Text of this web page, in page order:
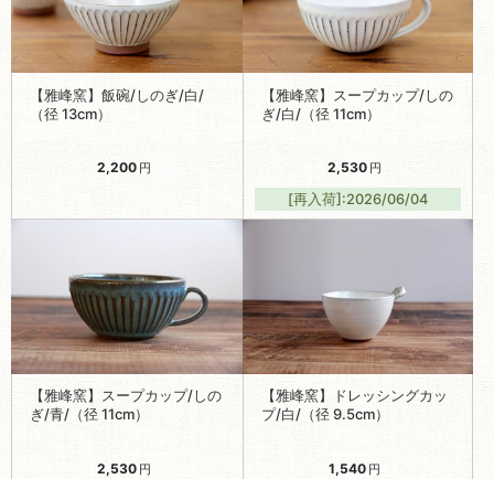
【雅峰窯】飯碗/しのぎ/白/
（径 13cm）
2,200 円
【雅峰窯】スープカップ/しの
ぎ/白/（径 11cm）
2,530 円
[再入荷]:2026/06/04
【雅峰窯】スープカップ/しの
ぎ/青/（径 11cm）
2,530 円
【雅峰窯】ドレッシングカッ
プ/白/（径 9.5cm）
1,540 円